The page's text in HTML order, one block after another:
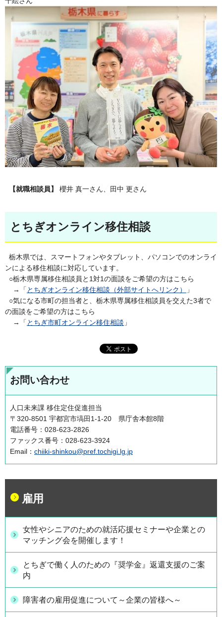
【就職相談員】 櫻井 真一さん、田中 更さん
とちぎオンライン移住相談
栃木県では、スマートフォンやタブレット、パソコンでのオンライ
ンによる移住相談に対応しています。
○栃木県専属移住相談員と1対1の面談をご希望の方はこちら
→「 とちぎオンライン移住相談（外部サイトへリンク）
」
○気になる市町の担当者と、栃木県専属移住相談員を交えた3者で
の面談をご希望の方はこちら
→「 とちぎ市町オンライン移住相談 」
お問い合わせ
人口未来課 移住定住促進担当
〒320-8501 宇都宮市塙田1-1-20 県庁舎本館8階
電話番号：028-623-2826
ファックス番号：028-623-3924
Email： chiiki-shinkou@pref.tochigi.lg.jp
雇用
女性やシニアのための就活応援セミナーや企業との
マッチング会を開催します！
とちぎで働く人のための『奨学金』返還支援のご案
内
障害者の雇用促進について～企業の皆様へ～